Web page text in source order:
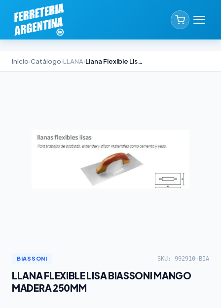
Inicio›Catálogo›LLANA› Llana Flexible Lisa Biassoni Mango Madera 250mm
BIASSONI SKU: 992910-BIA
LLANA FLEXIBLE LISA BIASSONI MANGO
MADERA 250MM